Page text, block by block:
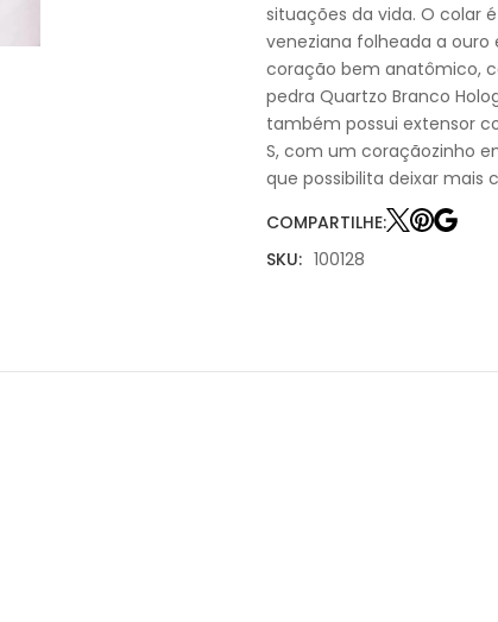
situações da vida. O colar
veneziana folheada a
coração bem anatômico,
pedra Quartzo Branco
também possui extensor
S, com um coraçãozinho
que possibilita deixar mais
COMPARTILHE:
SKU: 100128